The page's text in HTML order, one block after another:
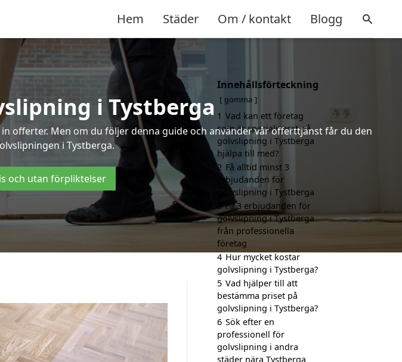
Hem Städer Om / kontakt Blogg
i Tystberga
offerter. Men om du följer denna guide och använder vår offerttjänst får du den
i Tystberga.
och utan förpliktelser
Innehållsförteckning
gömma
1 Vad kan ett företag
som är specialiserat på
golvslipning i Tystberga
hjälpa till med?
2 Få alltid minst 3
erbjudanden för
golvslipning i Tystberga
3 Få 3 erbjudanden för
golvslipning i Tystberga
från professionella
företag
4 Hur mycket kostar
golvslipning i Tystberga?
5 Vad hjälper till att
bestämma priset på
golvslipning i Tystberga?
6 Sök efter en
professionell för
golvslipning i andra
städer nära Tystberga